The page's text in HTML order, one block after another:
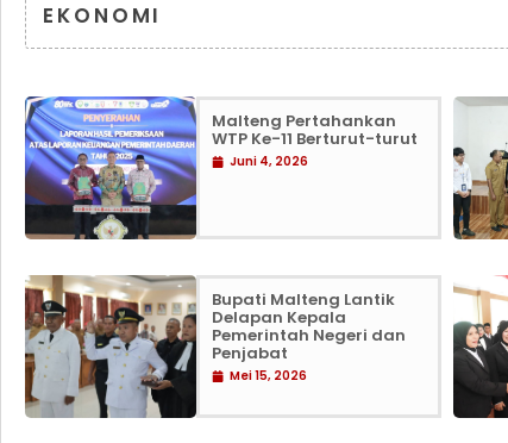
EKONOMI
Malteng Pertahankan
WTP Ke-11 Berturut-turut
Juni 4, 2026
Bupati Malteng Lantik
Delapan Kepala
Pemerintah Negeri dan
Penjabat
Mei 15, 2026